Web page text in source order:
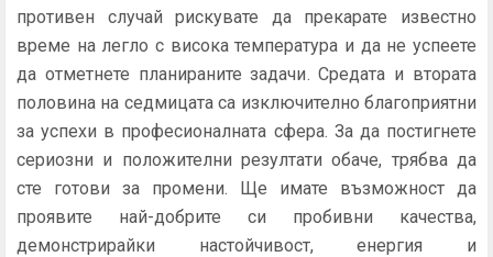
противен случай рискувате да прекарате известно
време на легло с висока температура и да не успеете
да отметнете планираните задачи. Средата и втората
половина на седмицата са изключително благоприятни
за успехи в професионалната сфера. За да постигнете
сериозни и положителни резултати обаче, трябва да
сте готови за промени. Ще имате възможност да
проявите най-добрите си пробивни качества,
демонстрирайки настойчивост, енергия и